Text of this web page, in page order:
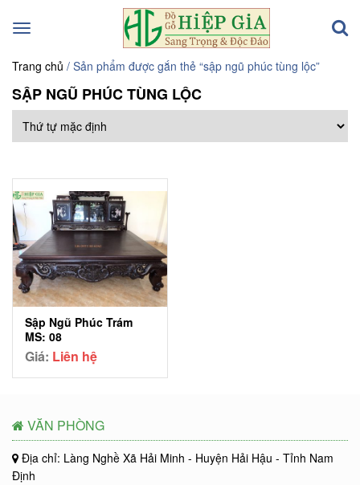
Toggle
Trang chủ / Sản phẩm được gắn thẻ “sập ngũ phúc tùng lộc”
SẬP NGŨ PHÚC TÙNG LỘC
Sập Ngũ Phúc Trám
MS: 08
Giá: Liên hệ
VĂN PHÒNG
Địa chỉ: Làng Nghề Xã Hải Minh - Huyện Hải Hậu - Tỉnh Nam
Định